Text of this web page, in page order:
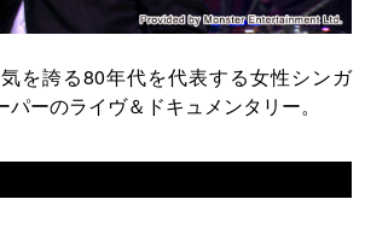
を誇る80年代を代表する女性シンガ
ーのライヴ＆ドキュメンタリー。